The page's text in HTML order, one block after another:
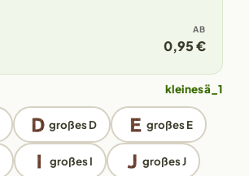
AB
0,95 €
kleines ä_1
großes D großes E
großes I großes J